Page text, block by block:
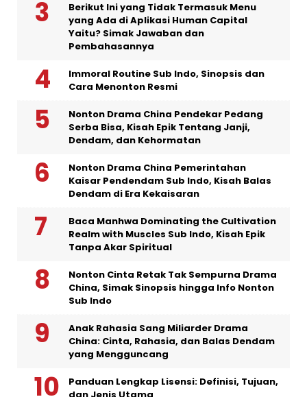
Berikut Ini yang Tidak Termasuk Menu
yang Ada di Aplikasi Human Capital
Yaitu? Simak Jawaban dan
Pembahasannya
Immoral Routine Sub Indo, Sinopsis dan
Cara Menonton Resmi
Nonton Drama China Pendekar Pedang
Serba Bisa, Kisah Epik Tentang Janji,
Dendam, dan Kehormatan
Nonton Drama China Pemerintahan
Kaisar Pendendam Sub Indo, Kisah Balas
Dendam di Era Kekaisaran
Baca Manhwa Dominating the Cultivation
Realm with Muscles Sub Indo, Kisah Epik
Tanpa Akar Spiritual
Nonton Cinta Retak Tak Sempurna Drama
China, Simak Sinopsis hingga Info Nonton
Sub Indo
Anak Rahasia Sang Miliarder Drama
China: Cinta, Rahasia, dan Balas Dendam
yang Mengguncang
Panduan Lengkap Lisensi: Definisi, Tujuan,